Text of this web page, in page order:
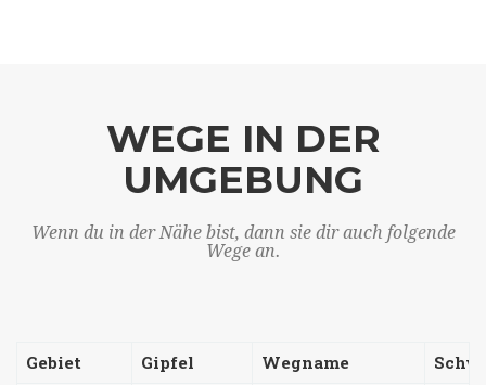
WEGE IN DER
UMGEBUNG
Wenn du in der Nähe bist, dann sie dir auch folgende
Wege an.
Gebiet Gipfel Wegname